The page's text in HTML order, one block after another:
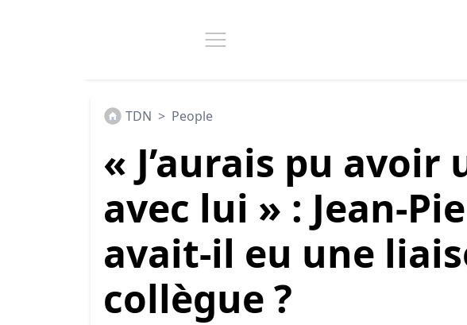
TDN > People
« J’aurais pu
avec lui » : Jean-
avait-il eu une
collègue ?